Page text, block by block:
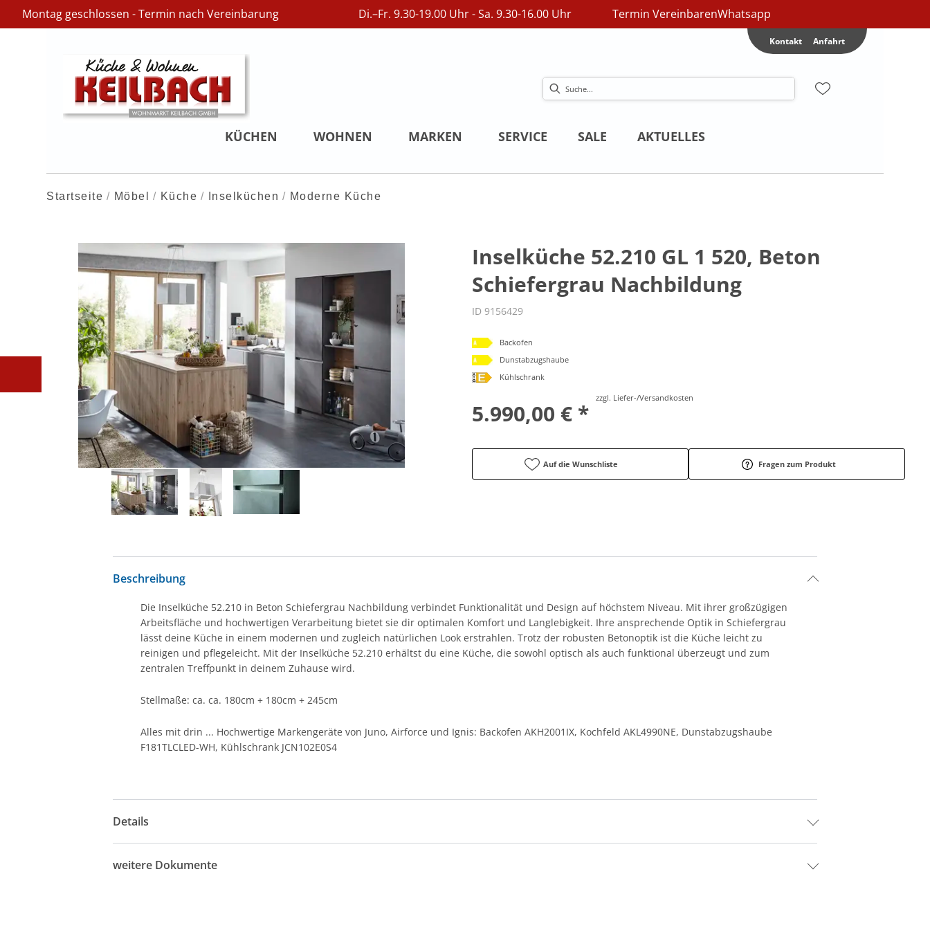
Montag geschlossen - Termin nach Vereinbarung Di.–Fr. 9.30-19.00 Uhr - Sa. 9.30-16.00 Uhr Termin VereinbarenWhatsapp
Kontakt Anfahrt
KÜCHEN WOHNEN MARKEN SERVICE SALE AKTUELLES
Startseite Möbel Küche Inselküchen Moderne Küche
Inselküche 52.210 GL 1 520, Beton
Schiefergrau Nachbildung
ID 9156429
Backofen
Dunstabzugshaube
Kühlschrank
5.990,00 € *
zzgl. Liefer-/Versandkosten
Auf die Wunschliste Fragen zum Produkt
Beschreibung
Die Inselküche 52.210 in Beton Schiefergrau Nachbildung verbindet Funktionalität und Design auf höchstem Niveau. Mit ihrer großzügigen
Arbeitsfläche und hochwertigen Verarbeitung bietet sie dir optimalen Komfort und Langlebigkeit. Ihre ansprechende Optik in Schiefergrau
lässt deine Küche in einem modernen und zugleich natürlichen Look erstrahlen. Trotz der robusten Betonoptik ist die Küche leicht zu
reinigen und pflegeleicht. Mit der Inselküche 52.210 erhältst du eine Küche, die sowohl optisch als auch funktional überzeugt und zum
zentralen Treffpunkt in deinem Zuhause wird.
Stellmaße: ca. ca. 180cm + 180cm + 245cm
Alles mit drin ... Hochwertige Markengeräte von Juno, Airforce und Ignis: Backofen AKH2001IX, Kochfeld AKL4990NE, Dunstabzugshaube
F181TLCLED-WH, Kühlschrank JCN102E0S4
Details
weitere Dokumente